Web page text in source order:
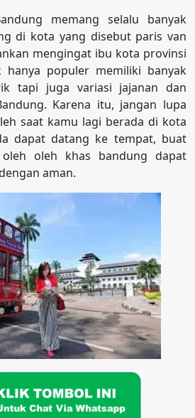
memang selalu banyak
di kota yang disebut paris van
mengingat ibu kota provinsi
populer memiliki banyak
tapi juga variasi jajanan dan
Karena itu, jangan lupa
saat kamu lagi berada di kota
dapat datang ke tempat, buat
oleh khas bandung dapat
aman.